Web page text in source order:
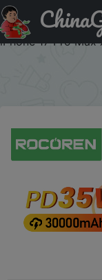
Промокод на
35W Power Bank
iPhone 17 Pro